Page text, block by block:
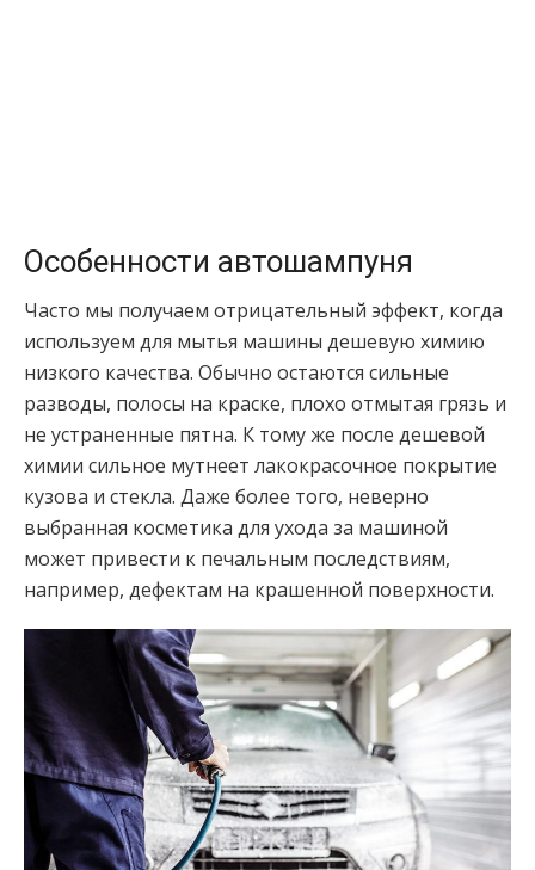
Особенности автошампуня
Часто мы получаем отрицательный эффект, когда
используем для мытья машины дешевую химию
низкого качества. Обычно остаются сильные
разводы, полосы на краске, плохо отмытая грязь и
не устраненные пятна. К тому же после дешевой
химии сильное мутнеет лакокрасочное покрытие
кузова и стекла. Даже более того, неверно
выбранная косметика для ухода за машиной
может привести к печальным последствиям,
например, дефектам на крашенной поверхности.